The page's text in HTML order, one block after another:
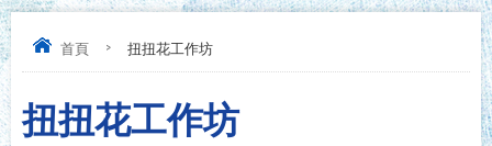
首頁 > 扭扭花工作坊
扭扭花工作坊